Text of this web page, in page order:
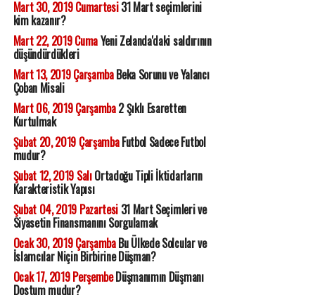
Mart 30, 2019 Cumartesi31 Mart seçimlerini
kim kazanır?
Mart 22, 2019 CumaYeni Zelanda'daki saldırının
düşündürdükleri
Mart 13, 2019 ÇarşambaBeka Sorunu ve Yalancı
Çoban Misali
Mart 06, 2019 Çarşamba2 Şıklı Esaretten
Kurtulmak
Şubat 20, 2019 ÇarşambaFutbol Sadece Futbol
mudur?
Şubat 12, 2019 SalıOrtadoğu Tipli İktidarların
Karakteristik Yapısı
Şubat 04, 2019 Pazartesi31 Mart Seçimleri ve
Siyasetin Finansmanını Sorgulamak
Ocak 30, 2019 ÇarşambaBu Ülkede Solcular ve
İslamcılar Niçin Birbirine Düşman?
Ocak 17, 2019 PerşembeDüşmanımın Düşmanı
Dostum mudur?